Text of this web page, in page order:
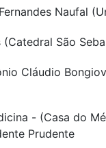
Naufal
(Catedral São
Cláudio
- (Casa do
Prudente